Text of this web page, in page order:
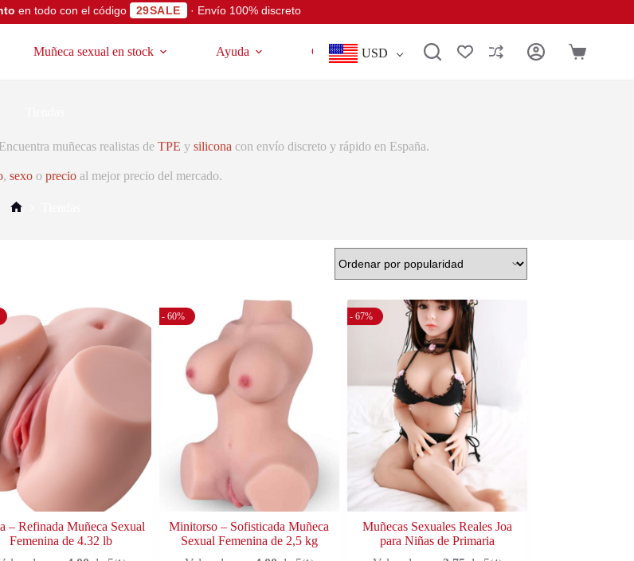
en todo con el código 29SALE · Envío 100% discreto
Muñeca sexual en stock Ayuda Conectar USD
muñecas realistas deTPE ysilicona con envío discreto y rápido en España.
,sexo oprecio al mejor precio del mercado.
– Refinada Muñeca Sexual
Femenina de 4.32 lb
- 60%
Minitorso – Sofisticada Muñeca
Sexual Femenina de 2,5 kg
- 67%
Muñecas Sexuales Reales Joa
para Niñas de Primaria